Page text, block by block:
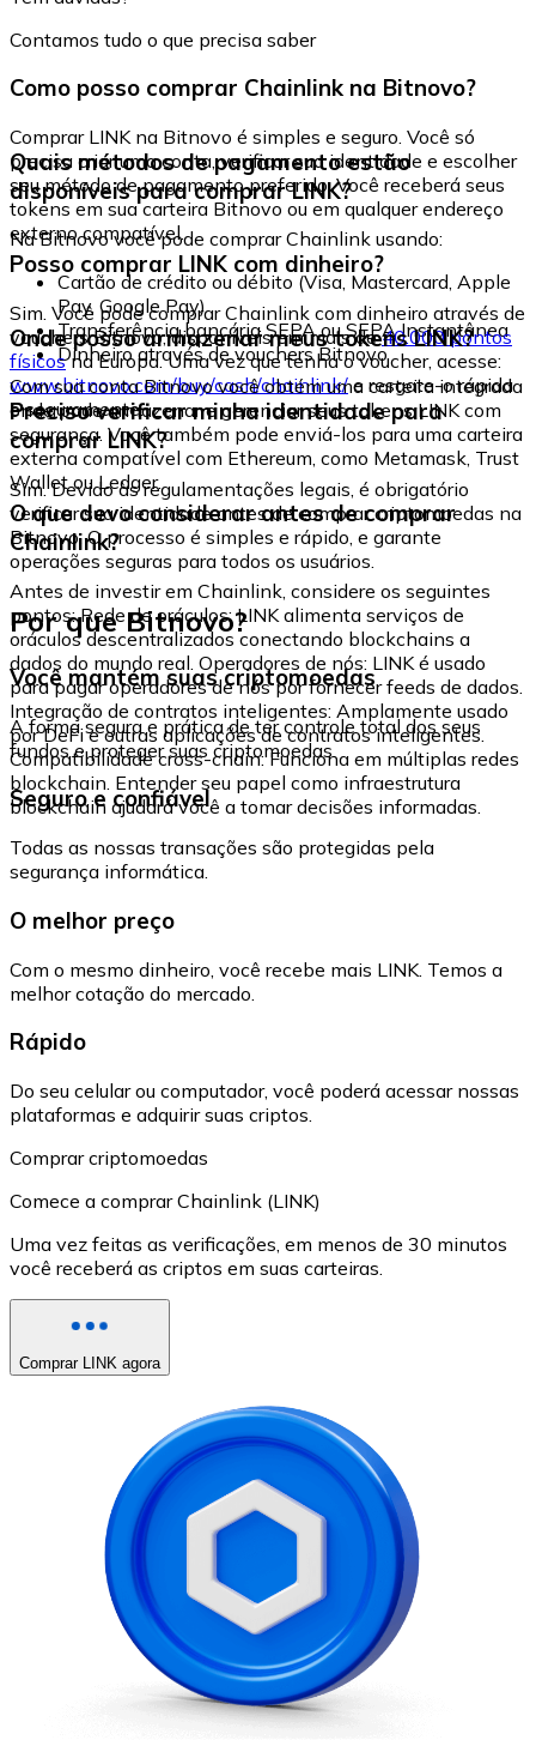
Contamos tudo o que precisa saber
Como posso comprar Chainlink na Bitnovo?
Comprar LINK na Bitnovo é simples e seguro. Você só
precisa criar uma conta, verificar sua identidade e escolher
seu método de pagamento preferido. Você receberá seus
tokens em sua carteira Bitnovo ou em qualquer endereço
externo compatível.
Quais métodos de pagamento estão
disponíveis para comprar LINK?
Na Bitnovo você pode comprar Chainlink usando:
Cartão de crédito ou débito (Visa, Mastercard, Apple
Pay, Google Pay)
Transferência bancária SEPA ou SEPA Instantânea
Dinheiro através de vouchers Bitnovo
Posso comprar LINK com dinheiro?
Sim. Você pode comprar Chainlink com dinheiro através de
vouchers Bitnovo, disponíveis em mais de40.000 pontos
físicosna Europa. Uma vez que tenha o voucher, acesse:
www.bitnovo.com/buy/cash/chainlink/e resgate-o rápida
e seguramente.
Onde posso armazenar meus tokens LINK?
Com sua conta Bitnovo você obtém uma carteira integrada
onde pode armazenar e gerenciar seus tokens LINK com
segurança. Você também pode enviá-los para uma carteira
externa compatível com Ethereum, como Metamask, Trust
Wallet ou Ledger.
Preciso verificar minha identidade para
comprar LINK?
Sim. Devido às regulamentações legais, é obrigatório
verificar sua identidade antes de comprar criptomoedas na
Bitnovo. O processo é simples e rápido, e garante
operações seguras para todos os usuários.
O que devo considerar antes de comprar
Chainlink?
Antes de investir em Chainlink, considere os seguintes
pontos: Rede de oráculos: LINK alimenta serviços de
oráculos descentralizados conectando blockchains a
dados do mundo real. Operadores de nós: LINK é usado
para pagar operadores de nós por fornecer feeds de dados.
Integração de contratos inteligentes: Amplamente usado
por DeFi e outras aplicações de contratos inteligentes.
Compatibilidade cross-chain: Funciona em múltiplas redes
blockchain. Entender seu papel como infraestrutura
blockchain ajudará você a tomar decisões informadas.
Por que Bitnovo?
Você mantém suas criptomoedas
A forma segura e prática de ter controle total dos seus
fundos e proteger suas criptomoedas.
Seguro e confiável
Todas as nossas transações são protegidas pela
segurança informática.
O melhor preço
Com o mesmo dinheiro, você recebe mais LINK. Temos a
melhor cotação do mercado.
Rápido
Do seu celular ou computador, você poderá acessar nossas
plataformas e adquirir suas criptos.
Comprar criptomoedas
Comece a comprar Chainlink (LINK)
Uma vez feitas as verificações, em menos de 30 minutos
você receberá as criptos em suas carteiras.
Comprar LINK agora